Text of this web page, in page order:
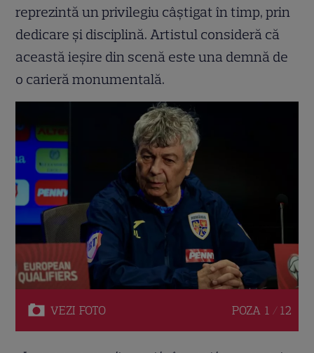
reprezintă un privilegiu câștigat în timp, prin
dedicare și disciplină. Artistul consideră că
această ieșire din scenă este una demnă de
o carieră monumentală.
VEZI FOTO POZA 1 / 12